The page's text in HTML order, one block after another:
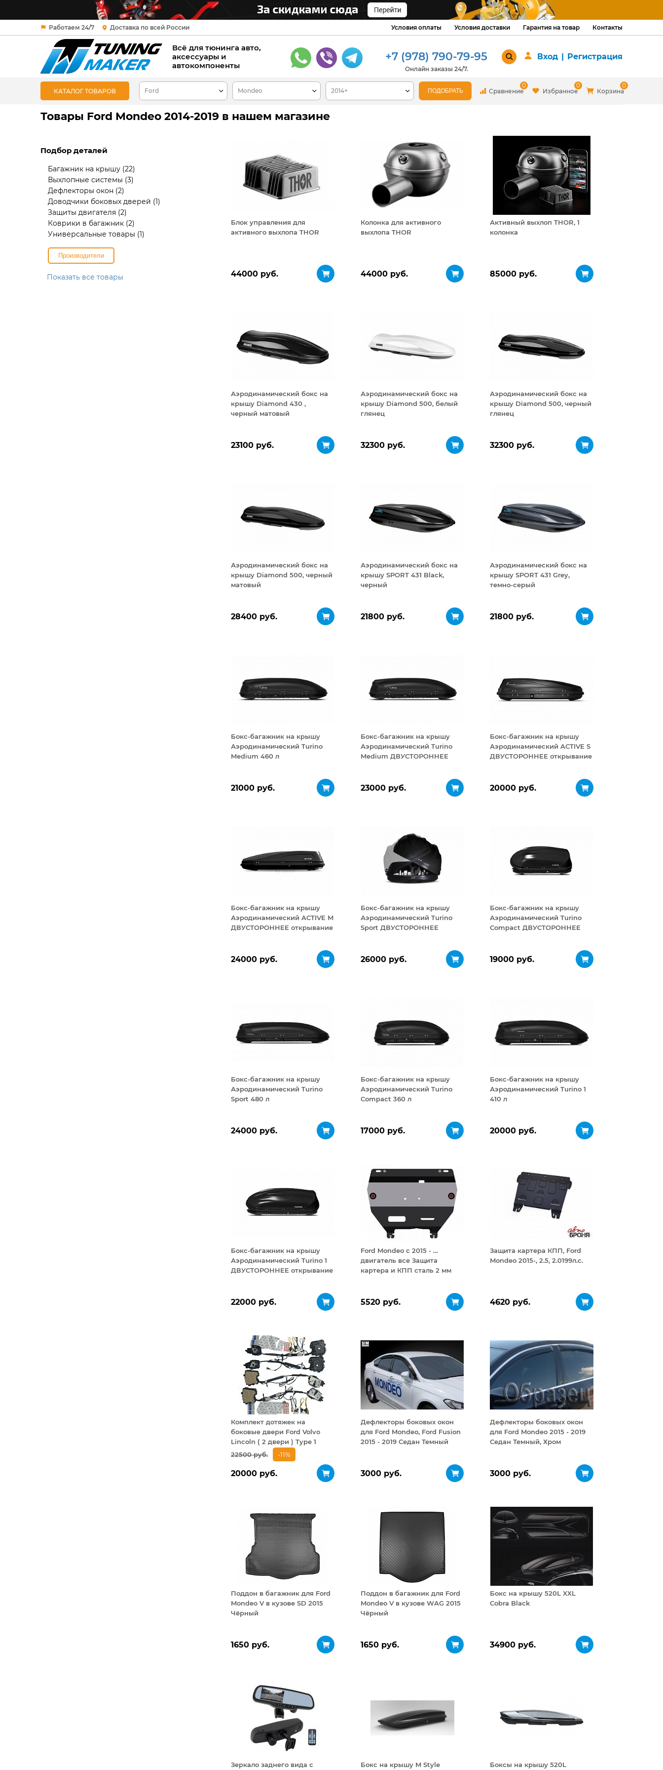
Работаем 24/7 Доставка по всей России Условия оплаты Условия доставки Гарантия на товар Контакты
Всё для тюнинга авто,
аксессуары и
автокомпоненты
+7 (978) 790-79-95
Онлайн заказы 24/7.
Вход | Регистрация
КАТАЛОГ ТОВАРОВ Сравнение
0
Избранное
0
Корзина
0
Товары Ford Mondeo 2014-2019 в нашем магазине
Подбор деталей
Багажник на крышу (22)
Выхлопные системы (3)
Дефлекторы окон (2)
Доводчики боковых дверей (1)
Защиты двигателя (2)
Коврики в багажник (2)
Универсальные товары (1)
Производители
Показать все товары
Блок управления для
активного выхлопа THOR
44000 руб.
Колонка для активного
выхлопа THOR
44000 руб.
Активный выхлоп THOR, 1
колонка
85000 руб.
Аэродинамический бокс на
крышу Diamond 430 ,
черный матовый
23100 руб.
Аэродинамический бокс на
крышу Diamond 500, белый
глянец
32300 руб.
Аэродинамический бокс на
крышу Diamond 500, черный
глянец
32300 руб.
Аэродинамический бокс на
крышу Diamond 500, черный
матовый
28400 руб.
Аэродинамический бокс на
крышу SPORT 431 Black,
черный
21800 руб.
Аэродинамический бокс на
крышу SPORT 431 Grey,
темно-серый
21800 руб.
Бокс-багажник на крышу
Аэродинамический Turino
Medium 460 л
21000 руб.
Бокс-багажник на крышу
Аэродинамический Turino
Medium ДВУСТОРОННЕЕ
23000 руб.
Бокс-багажник на крышу
Аэродинамический ACTIVE S
ДВУСТОРОННЕЕ открывание
20000 руб.
Бокс-багажник на крышу
Аэродинамический ACTIVE М
ДВУСТОРОННЕЕ открывание
24000 руб.
Бокс-багажник на крышу
Аэродинамический Turino
Sport ДВУСТОРОННЕЕ
26000 руб.
Бокс-багажник на крышу
Аэродинамический Turino
Compact ДВУСТОРОННЕЕ
19000 руб.
Бокс-багажник на крышу
Аэродинамический Turino
Sport 480 л
24000 руб.
Бокс-багажник на крышу
Аэродинамический Turino
Compact 360 л
17000 руб.
Бокс-багажник на крышу
Аэродинамический Turino 1
410 л
20000 руб.
Бокс-багажник на крышу
Аэродинамический Turino 1
ДВУСТОРОННЕЕ открывание
22000 руб.
Ford Mondeo с 2015 - …
двигатель все Защита
картера и КПП сталь 2 мм
5520 руб.
Защита картера КПП, Ford
Mondeo 2015-, 2.5, 2.0199л.с.
4620 руб.
Комплект дотяжек на
боковые двери Ford Volvo
Lincoln ( 2 двери ) Type 1
22500 руб.
-11%
20000 руб.
Дефлекторы боковых окон
для Ford Mondeo, Ford Fusion
2015 - 2019 Седан Темный
3000 руб.
Дефлекторы боковых окон
для Ford Mondeo 2015 - 2019
Седан Темный, Хром
3000 руб.
Поддон в багажник для Ford
Mondeo V в кузове SD 2015
Чёрный
1650 руб.
Поддон в багажник для Ford
Mondeo V в кузове WAG 2015
Чёрный
1650 руб.
Бокс на крышу 520L XXL
Cobra Black
34900 руб.
Зеркало заднего вида с Бокс на крышу M Style Боксы на крышу 520L